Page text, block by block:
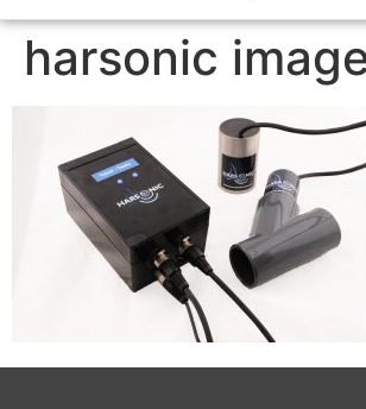
harsonic